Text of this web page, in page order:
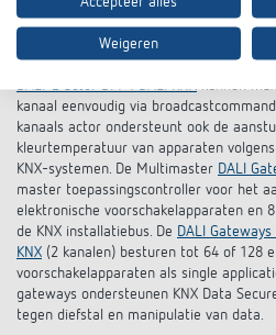
Gecertificeerde DALI-2 broadcast
de brug tussen DALI verlichtingsregeling
extra functies mogelijk, zoals
DALI-2 actor DM 4 DALI KNX kunnen
kanaal eenvoudig via
kanaals actor ondersteunt ook de
kleurtemperatuur van apparaten volgens
KNX-systemen. De Multimaster DALI
master toepassingscontroller voor het
elektronische voorschakelapparaten en
de KNX installatiebus. De DALI Gateways
KNX (2 kanalen) besturen tot 64 of 128
voorschakelapparaten als single
gateways ondersteunen KNX Data
tegen diefstal en manipulatie van data.
Weigeren